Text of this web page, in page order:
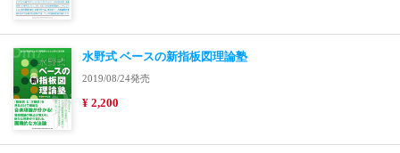
水野式 ベースの新指板図理論塾
2019/08/24発売
¥ 2,200